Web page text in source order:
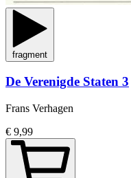
fragment
De Verenigde Staten 3
Frans Verhagen
€ 9,99